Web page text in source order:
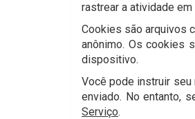
rastrear a atividade
Cookies são arquivos
anônimo. Os cookies
dispositivo.
Você pode instruir
enviado. No entanto,
Serviço.